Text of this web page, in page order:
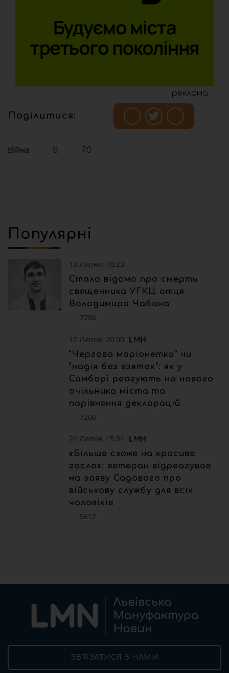
реклама
Поділитися:
Війна 0 90
Популярні
13 Липня, 10:23
Стало відомо про смерть
священника УГКЦ отця
Володимира Чабана
7786
17 Липня, 20:00
“Чергова маріонетка” чи
“надія без взяток”: як у
Самборі реагують на нового
очільника міста та
порівняння декларацій
7206
24 Липня, 15:34
«Більше схоже на красиве
гасло»: ветеран відреагував
на заяву Садового про
військову службу для всіх
чоловіків
5617
ЗВ’ЯЗАТИСЯ З НАМИ